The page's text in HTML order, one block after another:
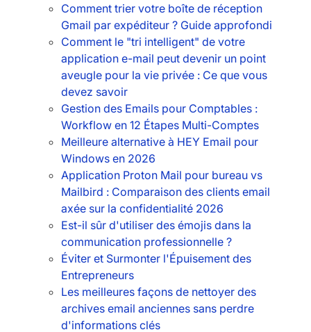
Comment trier votre boîte de réception
Gmail par expéditeur ? Guide approfondi
Comment le "tri intelligent" de votre
application e-mail peut devenir un point
aveugle pour la vie privée : Ce que vous
devez savoir
Gestion des Emails pour Comptables :
Workflow en 12 Étapes Multi-Comptes
Meilleure alternative à HEY Email pour
Windows en 2026
Application Proton Mail pour bureau vs
Mailbird : Comparaison des clients email
axée sur la confidentialité 2026
Est-il sûr d'utiliser des émojis dans la
communication professionnelle ?
Éviter et Surmonter l'Épuisement des
Entrepreneurs
Les meilleures façons de nettoyer des
archives email anciennes sans perdre
d'informations clés